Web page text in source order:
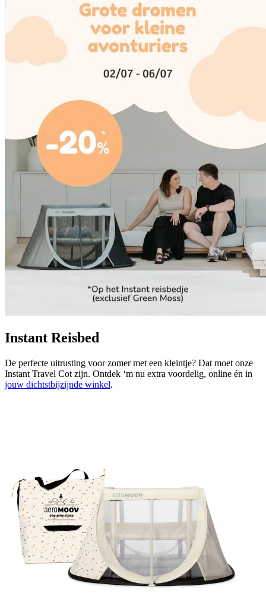
Instant Reisbed
De perfecte uitrusting voor zomer met een kleintje? Dat moet onze
Instant Travel Cot zijn. Ontdek ‘m nu extra voordelig, online én in
jouw dichtstbijzijnde winkel.